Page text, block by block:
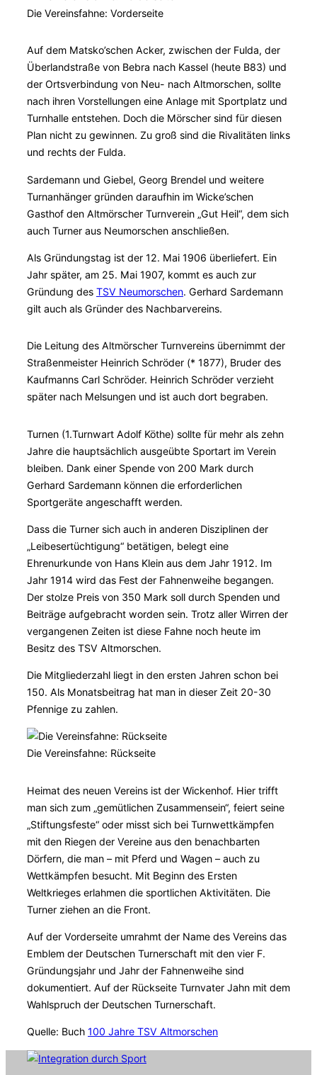
Die Vereinsfahne: Vorderseite
Auf dem Matsko’schen Acker, zwischen der Fulda, der
Überlandstraße von Bebra nach Kassel (heute B83) und
der Ortsverbindung von Neu- nach Altmorschen, sollte
nach ihren Vorstellungen eine Anlage mit Sportplatz und
Turnhalle entstehen. Doch die Mörscher sind für diesen
Plan nicht zu gewinnen. Zu groß sind die Rivalitäten links
und rechts der Fulda.
Sardemann und Giebel, Georg Brendel und weitere
Turnanhänger gründen daraufhin im Wicke’schen
Gasthof den Altmörscher Turnverein „Gut Heil“, dem sich
auch Turner aus Neumorschen anschließen.
Als Gründungstag ist der 12. Mai 1906 überliefert. Ein
Jahr später, am 25. Mai 1907, kommt es auch zur
Gründung des TSV Neumorschen. Gerhard Sardemann
gilt auch als Gründer des Nachbarvereins.
Die Leitung des Altmörscher Turnvereins übernimmt der
Straßenmeister Heinrich Schröder (* 1877), Bruder des
Kaufmanns Carl Schröder. Heinrich Schröder verzieht
später nach Melsungen und ist auch dort begraben.
Turnen (1.Turnwart Adolf Köthe) sollte für mehr als zehn
Jahre die hauptsächlich ausgeübte Sportart im Verein
bleiben. Dank einer Spende von 200 Mark durch
Gerhard Sardemann können die erforderlichen
Sportgeräte angeschafft werden.
Dass die Turner sich auch in anderen Disziplinen der
„Leibesertüchtigung“ betätigen, belegt eine
Ehrenurkunde von Hans Klein aus dem Jahr 1912. Im
Jahr 1914 wird das Fest der Fahnenweihe begangen.
Der stolze Preis von 350 Mark soll durch Spenden und
Beiträge aufgebracht worden sein. Trotz aller Wirren der
vergangenen Zeiten ist diese Fahne noch heute im
Besitz des TSV Altmorschen.
Die Mitgliederzahl liegt in den ersten Jahren schon bei
150. Als Monatsbeitrag hat man in dieser Zeit 20-30
Pfennige zu zahlen.
Die Vereinsfahne: Rückseite
Heimat des neuen Vereins ist der Wickenhof. Hier trifft
man sich zum „gemütlichen Zusammensein“, feiert seine
„Stiftungsfeste“ oder misst sich bei Turnwettkämpfen
mit den Riegen der Vereine aus den benachbarten
Dörfern, die man – mit Pferd und Wagen – auch zu
Wettkämpfen besucht. Mit Beginn des Ersten
Weltkrieges erlahmen die sportlichen Aktivitäten. Die
Turner ziehen an die Front.
Auf der Vorderseite umrahmt der Name des Vereins das
Emblem der Deutschen Turnerschaft mit den vier F.
Gründungsjahr und Jahr der Fahnenweihe sind
dokumentiert. Auf der Rückseite Turnvater Jahn mit dem
Wahlspruch der Deutschen Turnerschaft.
Quelle: Buch 100 Jahre TSV Altmorschen